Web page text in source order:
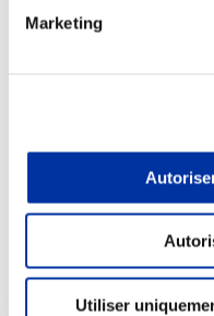
Marketing
Utiliser
Viandes
Juste
Sources